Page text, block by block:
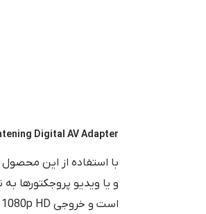
Digital AV Adapter
با استفاده از این محصول
است و خروجی 1080p HD را در اختیارتان می‌گذارد.